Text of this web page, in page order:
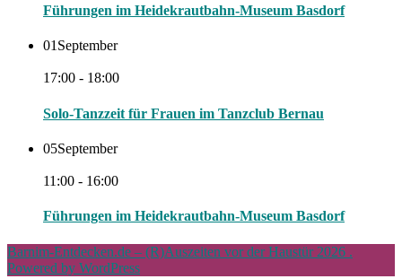
Führungen im Heidekrautbahn-Museum Basdorf
01September
17:00 - 18:00
Solo-Tanzzeit für Frauen im Tanzclub Bernau
05September
11:00 - 16:00
Führungen im Heidekrautbahn-Museum Basdorf
Barnim-Entdecken.de – (R)Auszeiten vor der Haustür 2026 .
Powered by WordPress